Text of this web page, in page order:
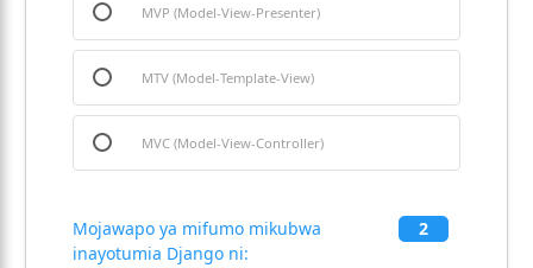
MVP (Model-View-Presenter)
MTV (Model-Template-View)
MVC (Model-View-Controller)
2
Mojawapo ya mifumo mikubwa
inayotumia Django ni: